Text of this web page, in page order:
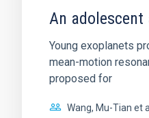
An
Young exoplanets
mean-motion
proposed for
Wang, Mu-Tian et al.